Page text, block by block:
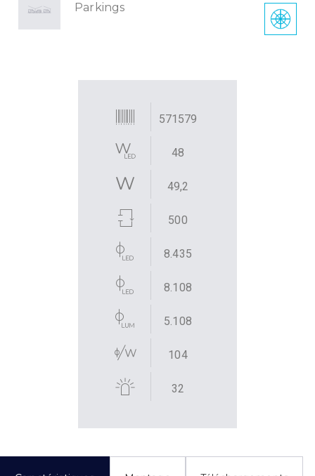
Parkings
571579
48
49,2
500
8.435
8.108
5.108
104
32